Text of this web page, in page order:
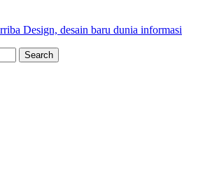
Design, desain baru dunia informasi